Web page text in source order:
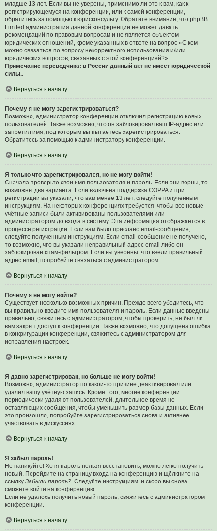
младше 13 лет. Если вы не уверены, применимо ли это к вам, как к
регистрирующемуся на конференции, или к самой конференции,
обратитесь за помощью к юрисконсульту. Обратите внимание, что phpBB
Limited администрация данной конференции не может давать
рекомендаций по правовым вопросам и не является объектом
юридических отношений, кроме указанных в ответе на вопрос «С кем
можно связаться по вопросу некорректного использования и/или
юридических вопросов, связанных с этой конференцией?».
Примечание переводчика: в России данный акт не имеет юридической
силы..
Вернуться к началу
Почему я не могу зарегистрироваться?
Возможно, администратор конференции отключил регистрацию новых
пользователей. Также возможно, что он заблокировал ваш IP-адрес или
запретил имя, под которым вы пытаетесь зарегистрироваться.
Обратитесь за помощью к администратору конференции.
Вернуться к началу
Я только что зарегистрировался, но не могу войти!
Сначала проверьте свои имя пользователя и пароль. Если они верны, то
возможны два варианта. Если включена поддержка COPPA и при
регистрации вы указали, что вам менее 13 лет, следуйте полученным
инструкциям. На некоторых конференциях требуется, чтобы все новые
учётные записи были активированы пользователями или
администратором до входа в систему. Эта информация отображается в
процессе регистрации. Если вам было прислано email-сообщение,
следуйте полученным инструкциям. Если email-сообщение не получено,
то возможно, что вы указали неправильный адрес email либо он
заблокирован спам-фильтром. Если вы уверены, что ввели правильный
адрес email, попробуйте связаться с администратором.
Вернуться к началу
Почему я не могу войти?
Существует несколько возможных причин. Прежде всего убедитесь, что
вы правильно вводите имя пользователя и пароль. Если данные введены
правильно, свяжитесь с администратором, чтобы проверить, не был ли
вам закрыт доступ к конференции. Также возможно, что допущена ошибка
в конфигурации конференции, свяжитесь с администратором для
исправления настроек.
Вернуться к началу
Я давно зарегистрирован, но больше не могу войти!
Возможно, администратор по какой-то причине деактивировал или
удалил вашу учётную запись. Кроме того, многие конференции
периодически удаляют пользователей, длительное время не
оставляющих сообщения, чтобы уменьшить размер базы данных. Если
это произошло, попробуйте зарегистрироваться снова и активнее
участвовать в дискуссиях.
Вернуться к началу
Я забыл пароль!
Не паникуйте! Хотя пароль нельзя восстановить, можно легко получить
новый. Перейдите на страницу входа на конференцию и щёлкните на
ссылку Забыли пароль?. Следуйте инструкциям, и скоро вы снова
сможете войти на конференцию.
Если не удалось получить новый пароль, свяжитесь с администратором
конференции.
Вернуться к началу